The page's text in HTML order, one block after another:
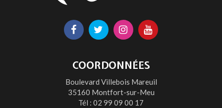
Lien
le
compte
Facebook
Lien
le
compte
Twitter
Lien
le
compte
Instagram
Lien
la
chaîne
Youtube
COORDONNÉES
Boulevard Villebois Mareuil
35160 Montfort-sur-Meu
Tél : 02 99 09 00 17